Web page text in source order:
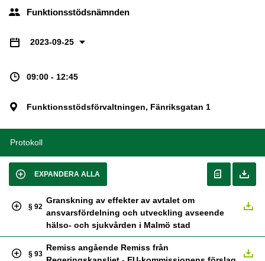
Funktionsstödsnämnden
2023-09-25
09:00 - 12:45
Funktionsstödsförvaltningen, Fänriksgatan 1
Protokoll
EXPANDERA ALLA
§ 92
Granskning av effekter av avtalet om
ansvarsfördelning och utveckling avseende
hälso- och sjukvården i Malmö stad
§ 93
Remiss angående Remiss från